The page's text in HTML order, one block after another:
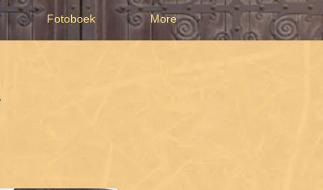
Fotoboek More